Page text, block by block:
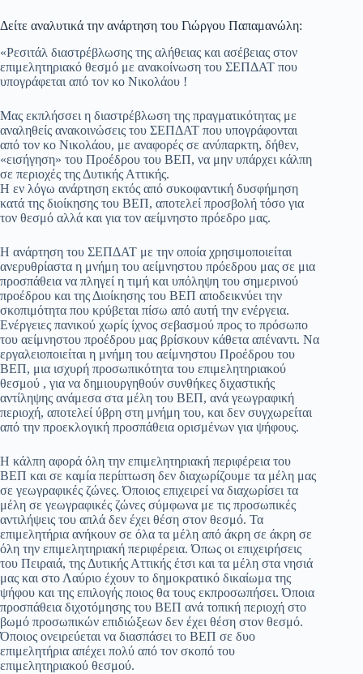
Δείτε αναλυτικά την ανάρτηση του Γιώργου Παπαμανώλη:
«Ρεσιτάλ διαστρέβλωσης της αλήθειας και ασέβειας στον
επιμελητηριακό θεσμό με ανακοίνωση του ΣΕΠΔΑΤ που
υπογράφεται από τον κο Νικολάου !
Μας εκπλήσσει η διαστρέβλωση της πραγματικότητας με
αναληθείς ανακοινώσεις του ΣΕΠΔΑΤ που υπογράφονται
από τον κο Νικολάου, με αναφορές σε ανύπαρκτη, δήθεν,
«εισήγηση» του Προέδρου του ΒΕΠ, να μην υπάρχει κάλπη
σε περιοχές της Δυτικής Αττικής.
Η εν λόγω ανάρτηση εκτός από συκοφαντική δυσφήμηση
κατά της διοίκησης του ΒΕΠ, αποτελεί προσβολή τόσο για
τον θεσμό αλλά και για τον αείμνηστο πρόεδρο μας.
Η ανάρτηση του ΣΕΠΔΑΤ με την οποία χρησιμοποιείται
ανερυθρίαστα η μνήμη του αείμνηστου πρόεδρου μας σε μια
προσπάθεια να πληγεί η τιμή και υπόληψη του σημερινού
προέδρου και της Διοίκησης του ΒΕΠ αποδεικνύει την
σκοπιμότητα που κρύβεται πίσω από αυτή την ενέργεια.
Ενέργειες πανικού χωρίς ίχνος σεβασμού προς το πρόσωπο
του αείμνηστου προέδρου μας βρίσκουν κάθετα απέναντι. Να
εργαλειοποιείται η μνήμη του αείμνηστου Προέδρου του
ΒΕΠ, μια ισχυρή προσωπικότητα του επιμελητηριακού
θεσμού , για να δημιουργηθούν συνθήκες διχαστικής
αντίληψης ανάμεσα στα μέλη του ΒΕΠ, ανά γεωγραφική
περιοχή, αποτελεί ύβρη στη μνήμη του, και δεν συγχωρείται
από την προεκλογική προσπάθεια ορισμένων για ψήφους.
Η κάλπη αφορά όλη την επιμελητηριακή περιφέρεια του
ΒΕΠ και σε καμία περίπτωση δεν διαχωρίζουμε τα μέλη μας
σε γεωγραφικές ζώνες. Όποιος επιχειρεί να διαχωρίσει τα
μέλη σε γεωγραφικές ζώνες σύμφωνα με τις προσωπικές
αντιλήψεις του απλά δεν έχει θέση στον θεσμό. Τα
επιμελητήρια ανήκουν σε όλα τα μέλη από άκρη σε άκρη σε
όλη την επιμελητηριακή περιφέρεια. Όπως οι επιχειρήσεις
του Πειραιά, της Δυτικής Αττικής έτσι και τα μέλη στα νησιά
μας και στο Λαύριο έχουν το δημοκρατικό δικαίωμα της
ψήφου και της επιλογής ποιος θα τους εκπροσωπήσει. Όποια
προσπάθεια διχοτόμησης του ΒΕΠ ανά τοπική περιοχή στο
βωμό προσωπικών επιδιώξεων δεν έχει θέση στον θεσμό.
Όποιος ονειρεύεται να διασπάσει το ΒΕΠ σε δυο
επιμελητήρια απέχει πολύ από τον σκοπό του
επιμελητηριακού θεσμού.